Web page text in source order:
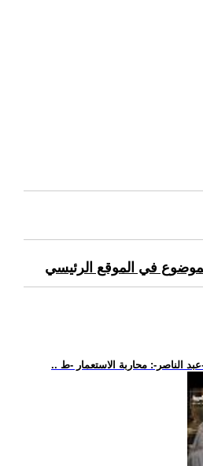
في الموقع الرئيسي
الناصر-: محاربة الاستعمار -ط